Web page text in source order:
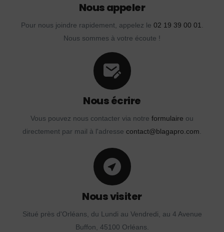
Nous appeler
Pour nous joindre rapidement, appelez le 02 19 39 00 01.
Nous sommes à votre écoute !
Nous écrire
Vous pouvez nous contacter via notre formulaire ou
directement par mail à l'adresse contact@blagapro.com.
Nous visiter
Situé près d'Orléans, du Lundi au Vendredi, au 4 Avenue
Buffon, 45100 Orléans.